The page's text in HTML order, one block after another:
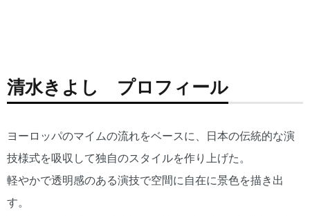
清水きよし プロフィール
ヨーロッパのマイムの流れをベースに、日本の伝統的な演
技様式を吸収して独自のスタイルを作り上げた。
軽やかで透明感のある演技で空間に自在に景色を描き出
す。